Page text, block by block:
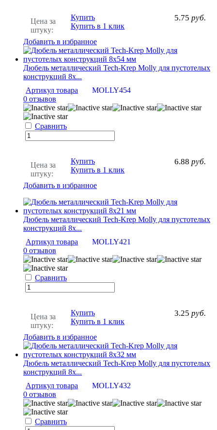
Цена за
штуку:
5.75 руб.
Купить
Купить в 1 клик
Добавить в избранное
Дюбель металлический Tech-Krep Molly для пустотелых
конструкций 8х...
Артикул товара
MOLLY454
0 отзывов
Сравнить
Цена за
штуку:
6.88 руб.
Купить
Купить в 1 клик
Добавить в избранное
Дюбель металлический Tech-Krep Molly для пустотелых
конструкций 8х...
Артикул товара
MOLLY421
0 отзывов
Сравнить
Цена за
штуку:
3.25 руб.
Купить
Купить в 1 клик
Добавить в избранное
Дюбель металлический Tech-Krep Molly для пустотелых
конструкций 8х...
Артикул товара
MOLLY432
0 отзывов
Сравнить